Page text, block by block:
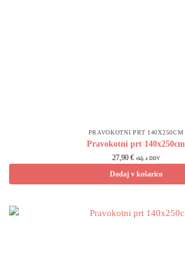
PRAVOKOTNI PRT 140X250CM
Pravokotni prt 140x250cm
27,90 € vklj. z DDV
Dodaj v košarico